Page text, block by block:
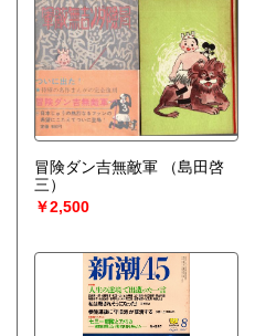
冒険ダン吉無敵軍
（島田啓
三）
￥2,500